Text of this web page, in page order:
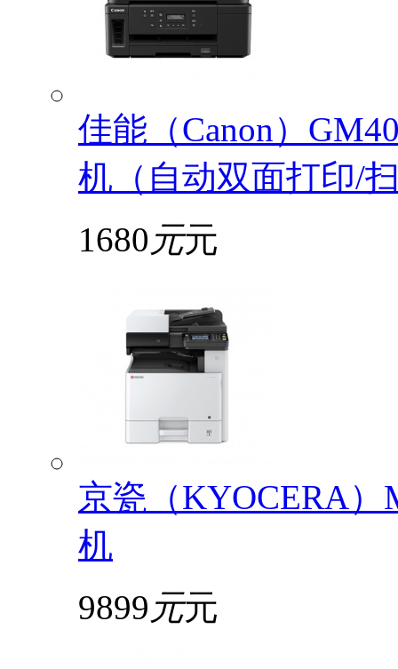
佳能（Canon）
机（自动双面打印/
1680 元元
京瓷（KYOCERA）
机
9899 元元